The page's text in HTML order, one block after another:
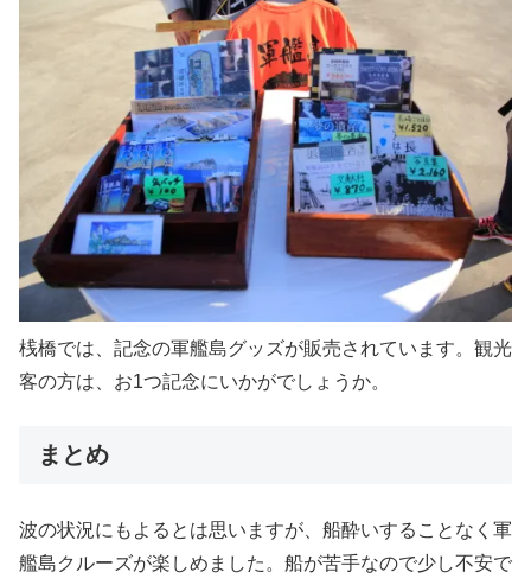
桟橋では、記念の軍艦島グッズが販売されています。観光
客の方は、お1つ記念にいかがでしょうか。
まとめ
波の状況にもよるとは思いますが、船酔いすることなく軍
艦島クルーズが楽しめました。船が苦手なので少し不安で